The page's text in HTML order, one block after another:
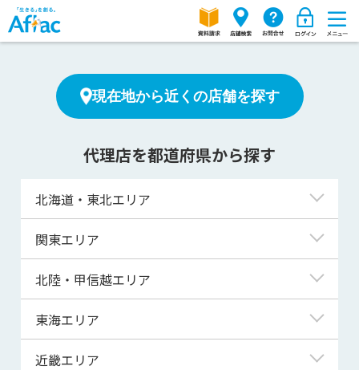
現在地から近くの店舗を探す
代理店を都道府県から探す
北海道・東北エリア
北海道
青森県
宮城県
関東エリア
東京都
神奈川県
埼玉県
北陸・甲信越エリア
新潟県
富山県
東海エリア
岐阜県
近畿エリア